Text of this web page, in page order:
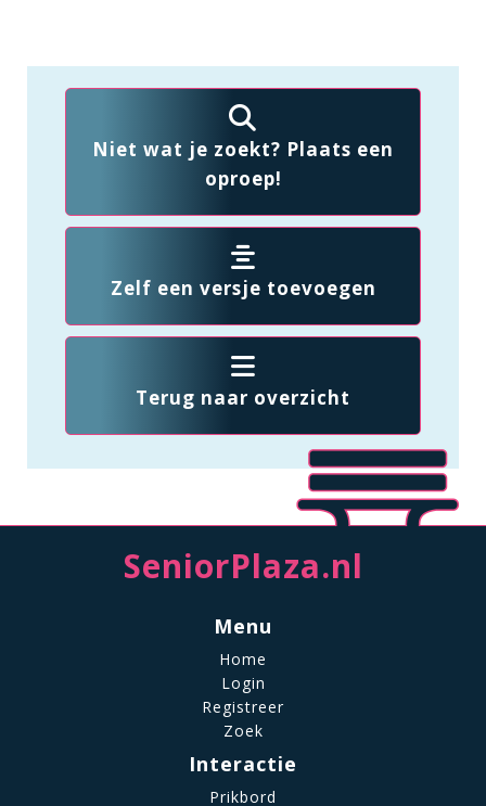
Niet wat je zoekt? Plaats een
oproep!
Zelf een versje toevoegen
Terug naar overzicht
SeniorPlaza.nl
Menu
Home
Login
Registreer
Zoek
Interactie
Prikbord